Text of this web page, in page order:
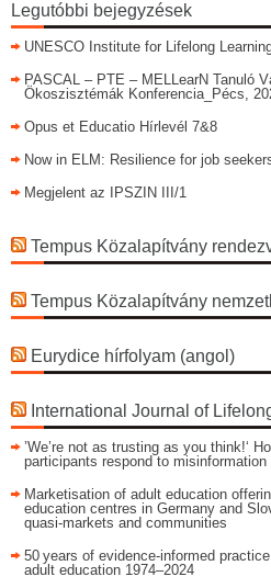
Legutóbbi bejegyzések
UNESCO Institute for Lifelong
PASCAL – PTE – MELLearN Tanuló
Ökoszisztémák Konferencia_Pécs,
Opus et Educatio Hírlevél 7&8
Now in ELM: Resilience for job
Megjelent az IPSZIN III/1
Tempus Közalapítvány
Tempus Közalapítvány
Eurydice hírfolyam (angol)
International Journal of
’We’re not as trusting as you think!‘
participants respond to
Marketisation of adult education
education centres in Germany and
quasi-markets and communities
50 years of evidence‑informed
adult education 1974–2024